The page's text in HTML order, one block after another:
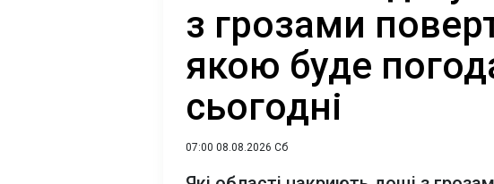
з грозами
якою буде
сьогодні
07:00 08.08.2026 Сб